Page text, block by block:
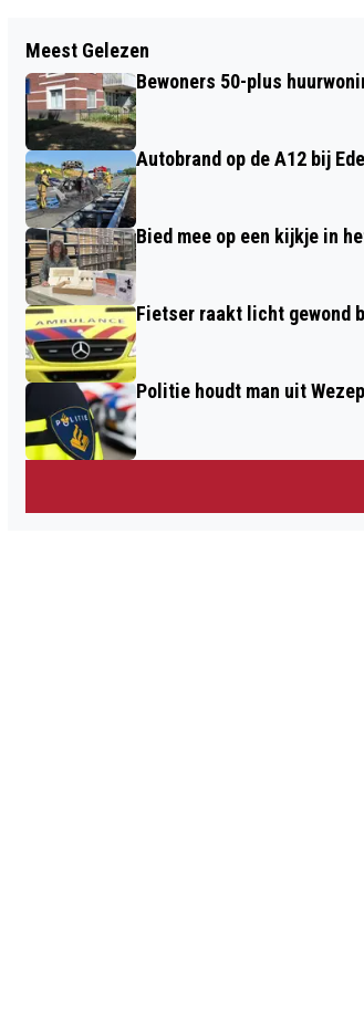
ONZEKERHEID BLIJFT RONDOM
ONDERZOEK NAAR MOGELIJK
DRUGSLAB IN
Meest Gelezen
Bewoners 50-plus
Autobrand op de A12 bij
Bied mee op een kijkje in
Fietser raakt licht gewond
Politie houdt man uit